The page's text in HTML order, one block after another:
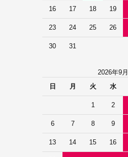
16 17 18 19
23 24 25 26
30 31
2026年9月
日
月 火 水
1 2
6 7 8 9
13 14 15 16